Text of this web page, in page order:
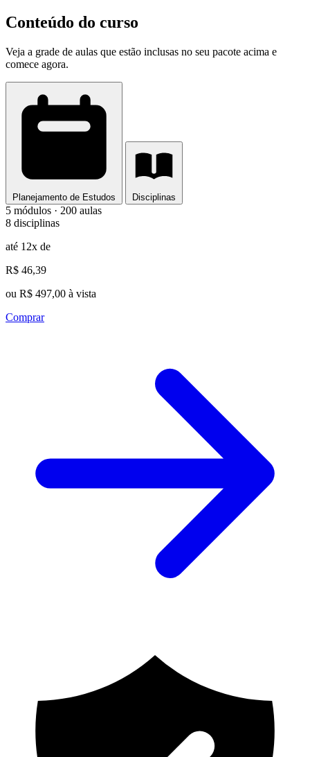
Conteúdo do curso
Veja a grade de aulas que estão inclusas no seu pacote acima e
comece agora.
Planejamento de Estudos Disciplinas
5 módulos · 200 aulas
8 disciplinas
até 12x de
R$ 46,39
ou R$ 497,00 à vista
Comprar